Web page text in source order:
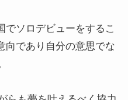
でソロデビューをするこ
向であり自分の意思でな